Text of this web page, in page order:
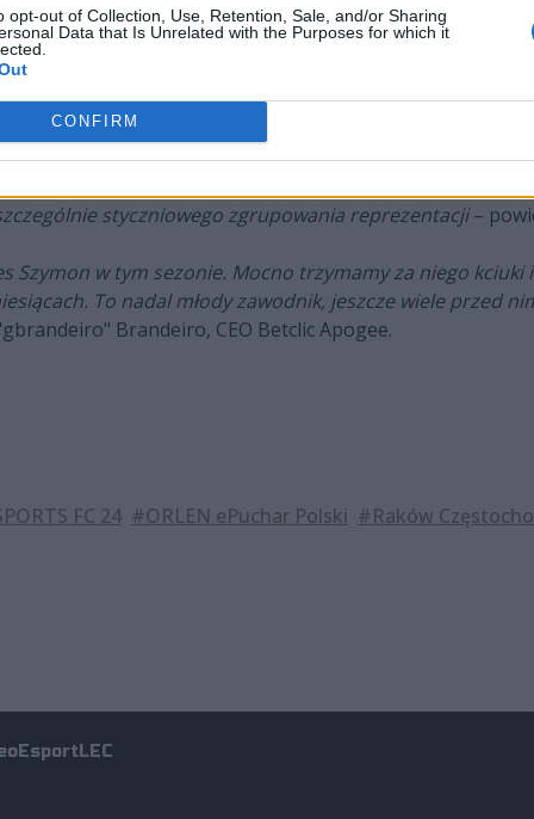
opt-out of Collection, Use, Retention, Sale, and/or Sharing
Data that Is Unrelated with the Purposes for which it
CONFIRM
w półfinale z faworyzowanym Damianem
zaś pokonał Kacpra "Kacper0sa" Zawadzkiego,
sobie miejsce w styczniowym zgrupowaniu
sukcesów, dlatego jestem bardzo szczęśliwy z tego
styczniowego zgrupowania reprezentacji–
Szymon w tym sezonie. Mocno trzymamy za niego kciuki
To nadal młody zawodnik, jeszcze wiele przed
Brandeiro, CEO Betclic Apogee.
FC 24 #ORLEN ePuchar Polski #Raków
EsportLEC